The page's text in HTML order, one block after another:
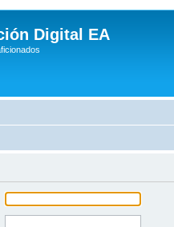
Digital EA